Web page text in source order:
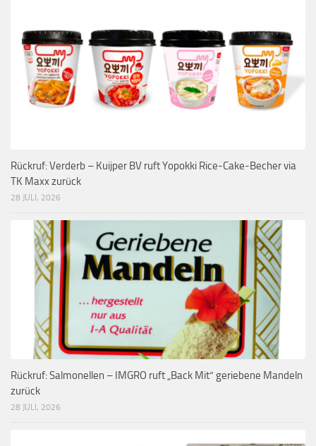
Rückruf: Verderb – Kuijper BV ruft Yopokki Rice-Cake-Becher via
TK Maxx zurück
28 JULI, 2026
Rückruf: Salmonellen – IMGRO ruft „Back Mit“ geriebene Mandeln
zurück
28 JULI, 2026